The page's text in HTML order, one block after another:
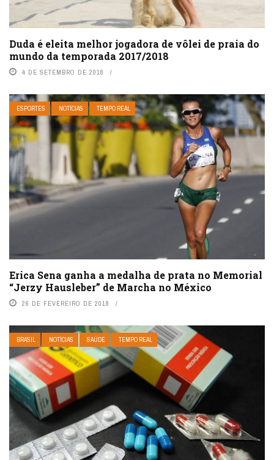
Duda é eleita melhor jogadora de vôlei de praia do
mundo da temporada 2017/2018
4 DE SETEMBRO DE 2018
ESPORTES NOTÍCIAS TEMPO REAL
Erica Sena ganha a medalha de prata no Memorial
“Jerzy Hausleber” de Marcha no México
26 DE FEVEREIRO DE 2018
BRASIL NOTÍCIAS SAÚDE TEMPO REAL